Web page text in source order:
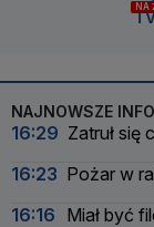
NA
NAJNOWSZE
16:29 Zatruł się
16:23 Pożar w
16:16 Miał być